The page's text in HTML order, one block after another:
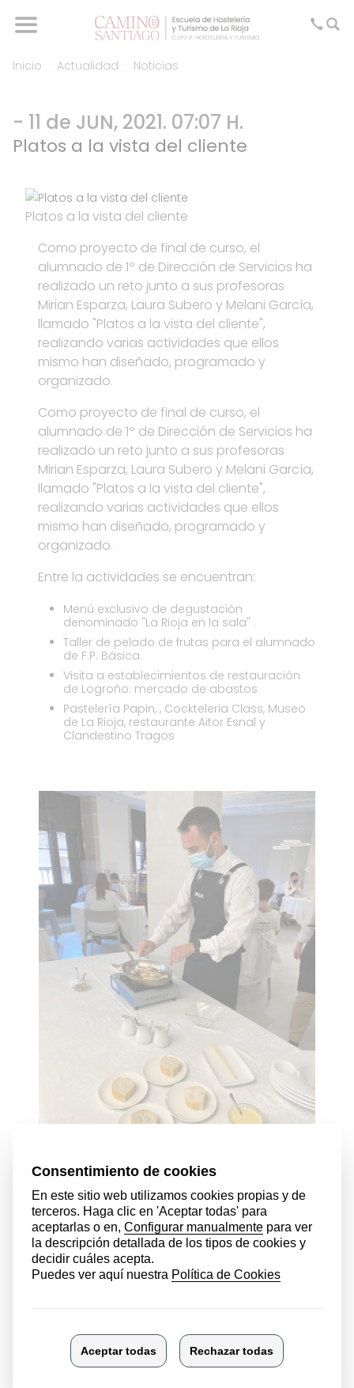
Inicio Actualidad Noticias
- 11 de JUN, 2021. 07:07 H.
Platos a la vista del cliente
Platos a la vista del cliente
Como proyecto de final de curso, el
alumnado de 1º de Dirección de Servicios ha
realizado un reto junto a sus profesoras
Mirian Esparza, Laura Subero y Melani García,
llamado "Platos a la vista del cliente",
realizando varias actividades que ellos
mismo han diseñado, programado y
organizado.
Como proyecto de final de curso, el
alumnado de 1º de Dirección de Servicios ha
realizado un reto junto a sus profesoras
Mirian Esparza, Laura Subero y Melani García,
llamado "Platos a la vista del cliente",
realizando varias actividades que ellos
mismo han diseñado, programado y
organizado.
Entre la actividades se encuentran:
Menú exclusivo de degustación
denominado "La Rioja en la sala" .
Taller de pelado de frutas para el alumnado
de F.P: Básica.
Visita a establecimientos de restauración
de Logroño: mercado de abastos
Pastelería Papin, , Cockteleria Class, Museo
de La Rioja, restaurante Aitor Esnal y
Clandestino Tragos